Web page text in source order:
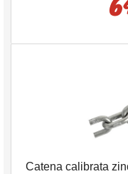
Catena calibrata